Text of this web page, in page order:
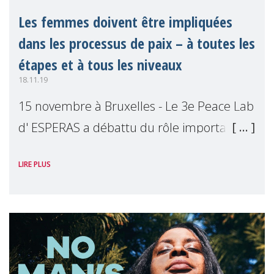
Les femmes doivent être impliquées
dans les processus de paix – à toutes les
étapes et à tous les niveaux
18.11.19
15 novembre à Bruxelles - Le 3e Peace Lab
d' ESPERAS a débattu du rôle important
deux intervenantes principales, Christine
b�
LIRE PLUS